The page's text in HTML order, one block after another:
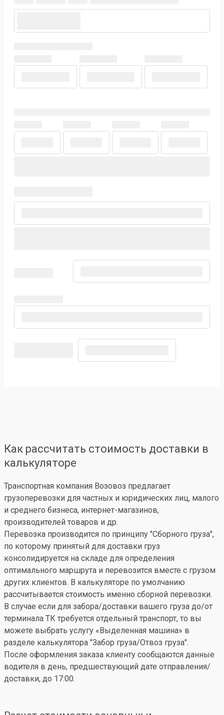
Как рассчитать стоимость доставки в
калькуляторе
Транспортная компания Возовоз предлагает
грузоперевозки для частных и юридических лиц, малого
и среднего бизнеса, интернет-магазинов,
производителей товаров и др.
Перевозка производится по принципу "Сборного груза",
по которому принятый для доставки груз
консолидируется на складе для определения
оптимального маршрута и перевозится вместе с грузом
других клиентов. В калькуляторе по умолчанию
рассчитывается стоимость именно сборной перевозки.
В случае если для забора/доставки вашего груза до/от
терминала ТК требуется отдельный транспорт, то вы
можете выбрать услугу «Выделенная машина» в
разделе калькулятора "Забор груза/Отвоз груза".
После оформления заказа клиенту сообщаются данные
водителя в день, предшествующий дате отправления/
доставки, до 17:00.